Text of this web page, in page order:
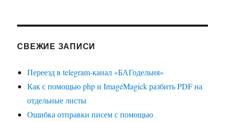
СВЕЖИЕ ЗАПИСИ
Переезд в telegram-канал «БАГодельня»
Как с помощью php и ImageMagick разбить PDF на
отдельные листы
Ошибка отправки писем с помощью